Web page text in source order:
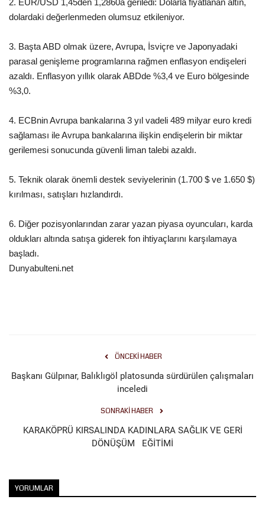
2. EUR/USD 1,45den 1,2860a geriledi: Dolarla fiyatlanan altın,
dolardaki değerlenmeden olumsuz etkileniyor.
3. Başta ABD olmak üzere, Avrupa, İsviçre ve Japonyadaki
parasal genişleme programlarına rağmen enflasyon endişeleri
azaldı. Enflasyon yıllık olarak ABDde %3,4 ve Euro bölgesinde
%3,0.
4. ECBnin Avrupa bankalarına 3 yıl vadeli 489 milyar euro kredi
sağlaması ile Avrupa bankalarına ilişkin endişelerin bir miktar
gerilemesi sonucunda güvenli liman talebi azaldı.
5. Teknik olarak önemli destek seviyelerinin (1.700 $ ve 1.650 $)
kırılması, satışları hızlandırdı.
6. Diğer pozisyonlarından zarar yazan piyasa oyuncuları, karda
oldukları altında satışa giderek fon ihtiyaçlarını karşılamaya
başladı.
Dunyabulteni.net
ÖNCEKI HABER
Başkanı Gülpınar, Balıklıgöl platosunda sürdürülen çalışmaları
inceledi
SONRAKI HABER
KARAKÖPRÜ KIRSALINDA KADINLARA SAĞLIK VE GERİ
DÖNÜŞÜM EĞİTİMİ
YORUMLAR